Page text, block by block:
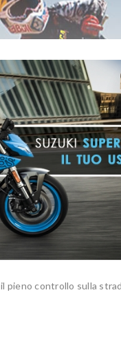
pieno controllo sulla